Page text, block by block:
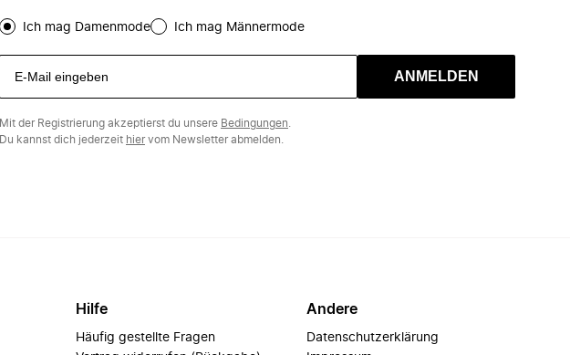
Ich mag Damenmode Ich mag Männermode
ANMELDEN
Mit der Registrierung akzeptierst du unsere Bedingungen
Du kannst dich jederzeit hiervom Newsletter abmelden.
Hilfe
Häufig gestellte Fragen
Andere
Datenschutzerklärung